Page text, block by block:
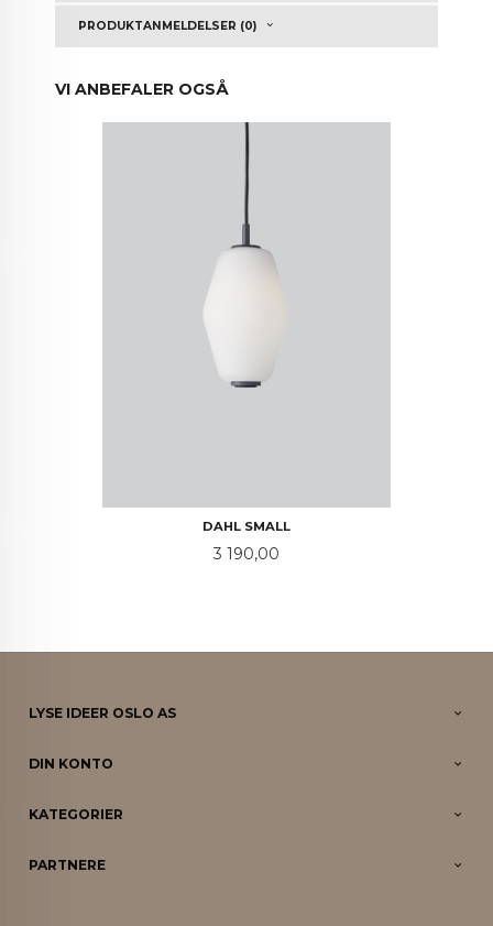
PRODUKTANMELDELSER (0)
VI ANBEFALER OGSÅ
DAHL SMALL
Pris
3 190,00
LYSE IDEER OSLO AS
DIN KONTO
KATEGORIER
PARTNERE